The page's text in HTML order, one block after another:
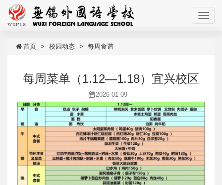
首页 校园动态 每周食谱
每周菜单（1.12—1.18）宜兴校区
2026-01-09